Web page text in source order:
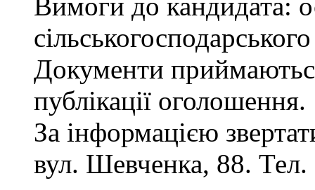
Документи
публікації оголошення.
За інформацією
вул. Шевченка, 88.